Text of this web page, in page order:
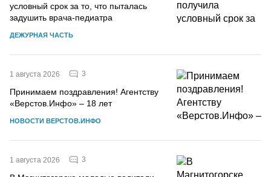
условный срок за то, что пыталась
задушить врача-педиатра
ДЕЖУРНАЯ ЧАСТЬ
1 августа 2026 3
Принимаем поздравления! Агентству
«Верстов.Инфо» – 18 лет
НОВОСТИ ВЕРСТОВ.ИНФО
1 августа 2026 3